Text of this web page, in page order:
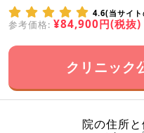
4.6(当サイ
参考価格: ¥84,900円(税抜)
クリニック
院の住所